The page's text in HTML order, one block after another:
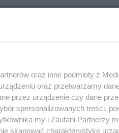
oraz inne podmioty z
oraz przetwarzamy
przez urządzenie czy dane
spersonalizowanych treści,
my i Zaufani Partnerzy
skanować charakterystykę